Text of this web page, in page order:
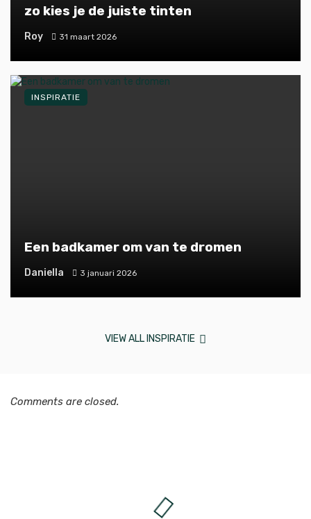
zo kies je de juiste tinten
Roy 31 maart 2026
Een badkamer om van te dromen
Daniella 3 januari 2026
INSPIRATIE
VIEW ALL INSPIRATIE
Comments are closed.